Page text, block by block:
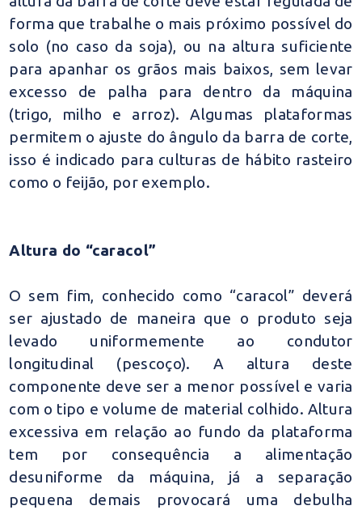
forma que trabalhe o mais próximo possível do
solo (no caso da soja), ou na altura suficiente
para apanhar os grãos mais baixos, sem levar
excesso de palha para dentro da máquina
(trigo, milho e arroz). Algumas plataformas
permitem o ajuste do ângulo da barra de corte,
isso é indicado para culturas de hábito rasteiro
como o feijão, por exemplo.
Altura do “caracol”
O sem fim, conhecido como “caracol” deverá
ser ajustado de maneira que o produto seja
levado uniformemente ao condutor
longitudinal (pescoço). A altura deste
componente deve ser a menor possível e varia
com o tipo e volume de material colhido. Altura
excessiva em relação ao fundo da plataforma
tem por consequência a alimentação
desuniforme da máquina, já a separação
pequena demais provocará uma debulha